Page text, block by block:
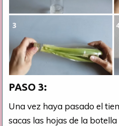
PASO 3:
Una vez haya pasado el
sacas las hojas de la